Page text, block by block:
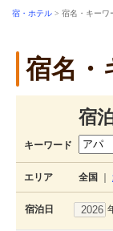
宿・ホテル > 宿名・キーワ
宿名・
宿
キーワード
エリア 全国
宿泊日